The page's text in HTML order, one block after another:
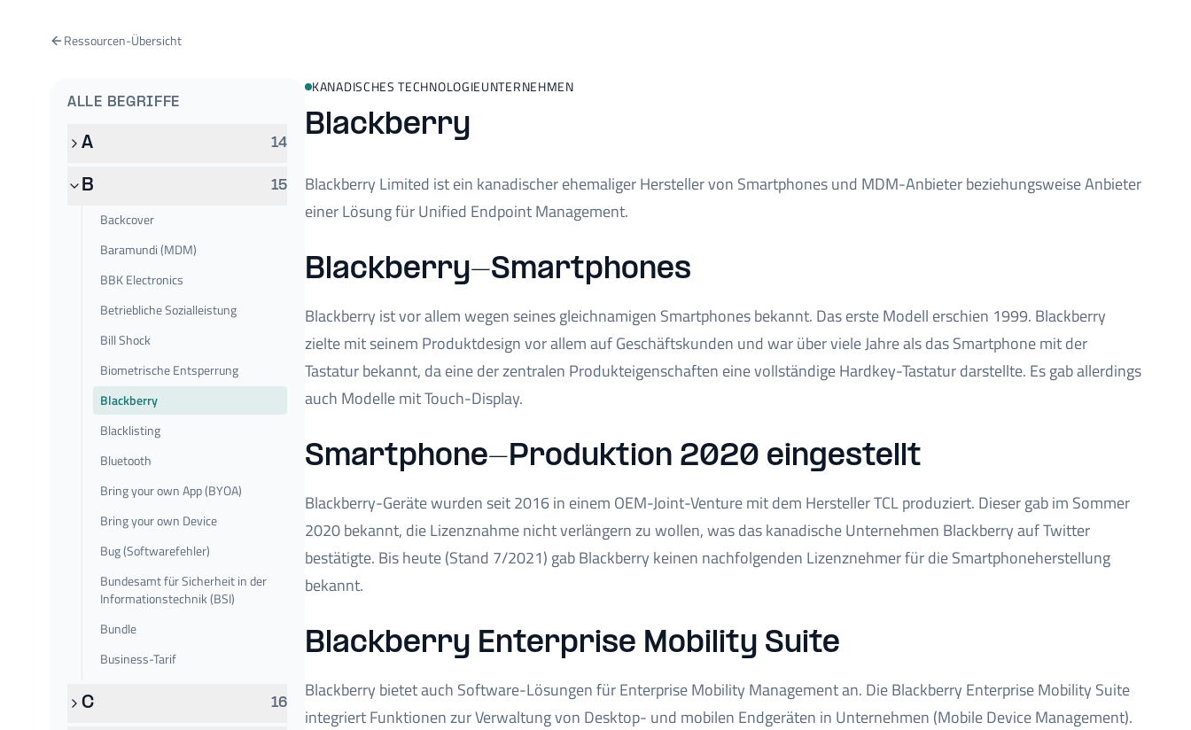
Ressourcen-Übersicht
ALLE BEGRIFFE
A 14
B 15
Backcover
Baramundi (MDM)
BBK Electronics
Betriebliche Sozialleistung
Bill Shock
Biometrische Entsperrung
Blackberry
Blacklisting
Bluetooth
Bring your own App (BYOA)
Bring your own Device
Bug (Softwarefehler)
Bundesamt für Sicherheit in der
Informationstechnik (BSI)
Bundle
Business-Tarif
C 16
KANADISCHES TECHNOLOGIEUNTERNEHMEN
Blackberry
Blackberry Limited ist ein kanadischer ehemaliger Hersteller von Smartphones und MDM-Anbieter beziehungsweise Anbieter
einer Lösung für Unified Endpoint Management.
Blackberry-Smartphones
Blackberry ist vor allem wegen seines gleichnamigen Smartphones bekannt. Das erste Modell erschien 1999. Blackberry
zielte mit seinem Produktdesign vor allem auf Geschäftskunden und war über viele Jahre als das Smartphone mit der
Tastatur bekannt, da eine der zentralen Produkteigenschaften eine vollständige Hardkey-Tastatur darstellte. Es gab allerdings
auch Modelle mit Touch-Display.
Smartphone-Produktion 2020 eingestellt
Blackberry-Geräte wurden seit 2016 in einem OEM-Joint-Venture mit dem Hersteller TCL produziert. Dieser gab im Sommer
2020 bekannt, die Lizenznahme nicht verlängern zu wollen, was das kanadische Unternehmen Blackberry auf Twitter
bestätigte. Bis heute (Stand 7/2021) gab Blackberry keinen nachfolgenden Lizenznehmer für die Smartphoneherstellung
bekannt.
Blackberry Enterprise Mobility Suite
Blackberry bietet auch Software-Lösungen für Enterprise Mobility Management an. Die Blackberry Enterprise Mobility Suite
integriert Funktionen zur Verwaltung von Desktop- und mobilen Endgeräten in Unternehmen (Mobile Device Management).